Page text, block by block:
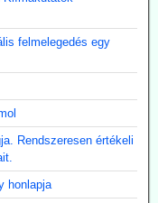
felmelegedés egy
Rendszeresen értékeli
honlapja